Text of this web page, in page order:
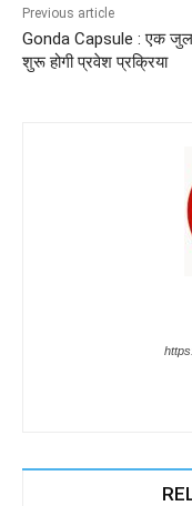
o
o
p
p
Previous article
Gonda Capsule : एक
शुरू होगी प्रवेश प्रक्रिया